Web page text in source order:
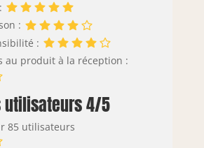
:
:
au produit à la réception :
utilisateurs 4/5
85 utilisateurs